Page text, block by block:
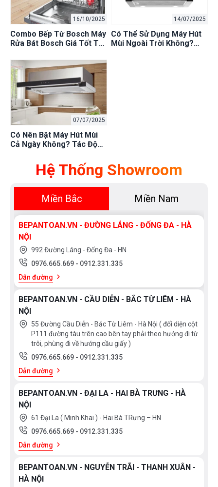
16/10/2025
Combo Bếp Từ Bosch Máy
Rửa Bát Bosch Giá Tốt Tại
Đãi Lớn!
14/07/2025
Có Thể Sử Dụng Máy Hút
Mùi Ngoài Trời Không?
07/07/2025
Có Nên Bật Máy Hút Mùi
Cả Ngày Không? Tác Động
Điện Năng?Hệ Thống Showroom
Miền Bắc Miền Nam
BEPANTOAN.VN - ĐƯỜNG LÁNG - ĐỐNG ĐA - HÀ
NỘI
992 Đường Láng - Đống Đa - HN
0976.665.669 - 0912.331.335
Dẫn đường
BEPANTOAN.VN - CẦU DIỄN - BẮC TỪ LIÊM - HÀ
NỘI
55 Đường Cầu Diễn - Bắc Từ Liêm - Hà Nội ( đối diện cột
P111 đường tàu trên cao bên tay phải theo hướng đi từ
trôi, phùng đi về hướng cầu giấy )
0976.665.669 - 0912.331.335
Dẫn đường
BEPANTOAN.VN - ĐẠI LA - HAI BÀ TRƯNG - HÀ
NỘI
61 Đại La ( Minh Khai ) - Hai Bà TRưng – HN
0976.665.669 - 0912.331.335
Dẫn đường
BEPANTOAN.VN - NGUYỄN TRÃI - THANH XUÂN -
HÀ NỘI